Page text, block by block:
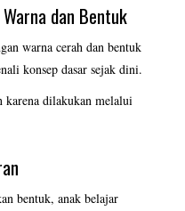
dan Bentuk
warna cerah dan bentuk
konsep dasar sejak dini.
karena dilakukan melalui
bentuk, anak belajar